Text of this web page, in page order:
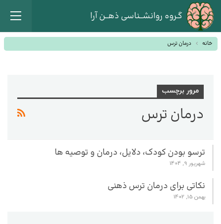
گـروه روانشــناسی ذهــن آرا
خانه درمان ترس
مرور برچسب
درمان ترس
ترسو بودن کودک، دلایل، درمان و توصیه ها
شهریور 9, 1404
نکاتی برای درمان ترس ذهنی
بهمن 15, 1402